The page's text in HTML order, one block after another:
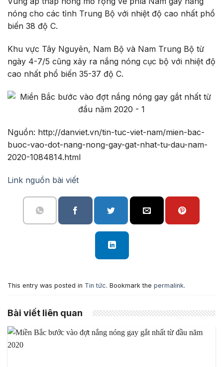
nóng cho các tỉnh Trung Bộ với nhiệt độ cao nhất phổ
biến 38 độ C.
Khu vực Tây Nguyên, Nam Bộ và Nam Trung Bộ từ
ngày 4-7/5 cũng xảy ra nắng nóng cục bộ với nhiệt độ
cao nhất phổ biến 35-37 độ C.
Nguồn: http://danviet.vn/tin-tuc-viet-nam/mien-bac-
buoc-vao-dot-nang-nong-gay-gat-nhat-tu-dau-nam-
2020-1084814.html
Link nguồn bài viết
This entry was posted in Tin tức. Bookmark the permalink.
Bài viết liên quan